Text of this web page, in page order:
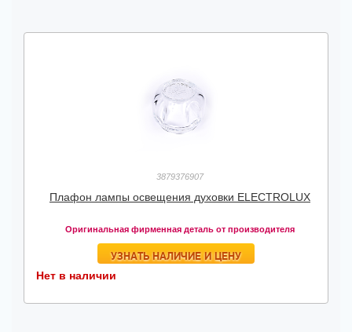
3879376907
Плафон лампы освещения духовки ELECTROLUX
Оригинальная фирменная деталь от производителя
УЗНАТЬ НАЛИЧИЕ И ЦЕНУ
Нет в наличии